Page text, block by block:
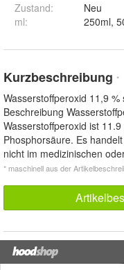
Zustand:
Neu
ml:
Kurzbeschreibung *
Wasserstoffperoxid 11,9
Beschreibung
Wasserstoffperoxid ist
Phosphorsäure. Es
nicht im medizinischen
* maschinell aus der